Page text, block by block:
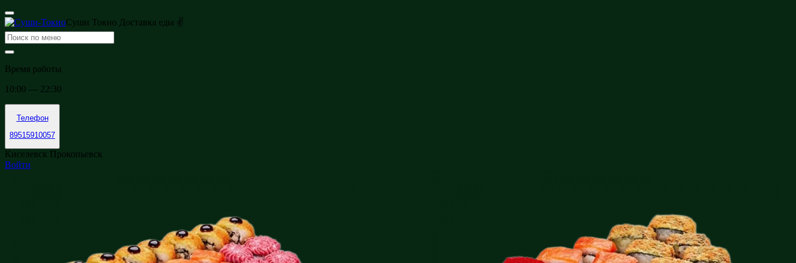
Суши Токио Доставка еды ✌
Время работы
10:00 — 22:30
Телефон
89515910057
Киселевск Прокопьевск
Войти